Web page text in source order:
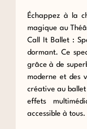
Échappez à la
magique au
Call It Ballet :
dormant. Ce
grâce à de
moderne et des
créative au
effets
accessible à tous.